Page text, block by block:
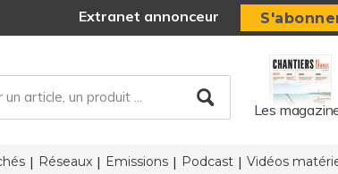
Extranet annonceur
Les
Réseaux Emissions Podcast Vidéos